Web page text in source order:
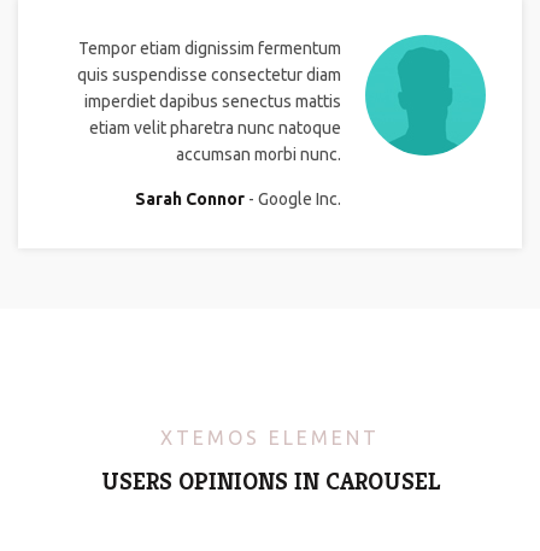
Tempor etiam dignissim fermentum
quis suspendisse consectetur diam
imperdiet dapibus senectus mattis
etiam velit pharetra nunc natoque
accumsan morbi nunc.
Sarah Connor Google Inc.
XTEMOS ELEMENT
USERS OPINIONS IN CAROUSEL